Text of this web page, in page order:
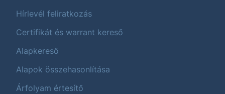
Hírlevél feliratkozás
Certifikát és warrant kereső
Alapkereső
Alapok összehasonlítása
Árfolyam értesítő